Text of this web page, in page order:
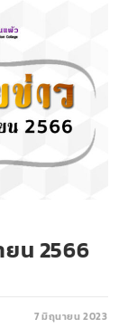
น 2566
7 มิถุนายน 2023